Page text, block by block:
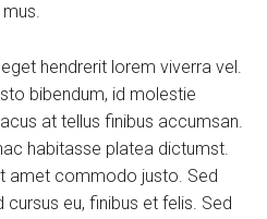
hendrerit lorem viverra vel.
bibendum, id molestie
at tellus finibus accumsan.
habitasse platea dictumst.
amet commodo justo. Sed
eu, finibus et felis. Sed